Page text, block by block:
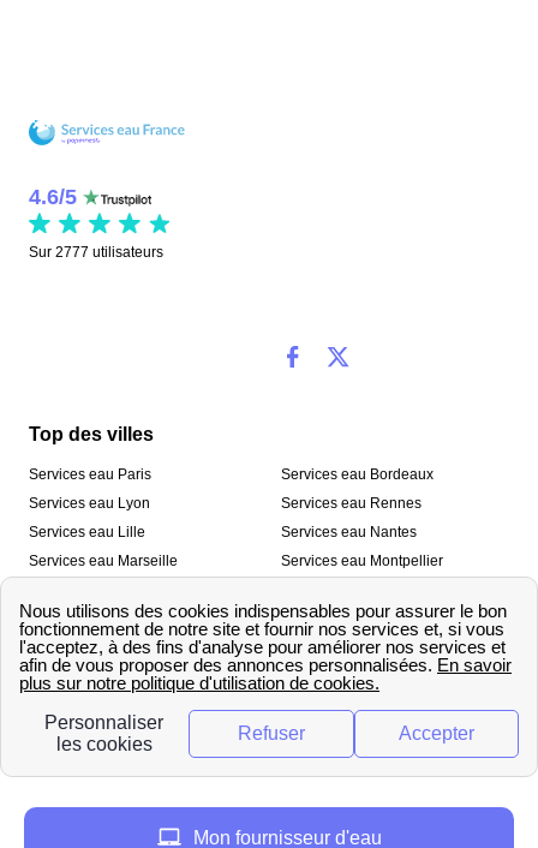
4.6/5
Sur 2777 utilisateurs
Top des villes
Services eau Paris
Services eau Lyon
Services eau Lille
Services eau Marseille
Services eau Toulon
Services eau Bordeaux
Services eau Rennes
Services eau Nantes
Services eau Montpellier
Services eau Strasbourg
Nos outils
🛁 Simulateur consommation eau
💧 Comparer les fournisseurs
d’eau
Mon fournisseur d'eau